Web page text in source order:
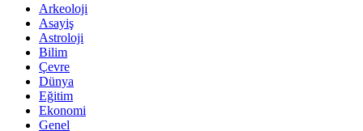
Arkeoloji
Asayiş
Astroloji
Bilim
Çevre
Dünya
Eğitim
Ekonomi
Genel